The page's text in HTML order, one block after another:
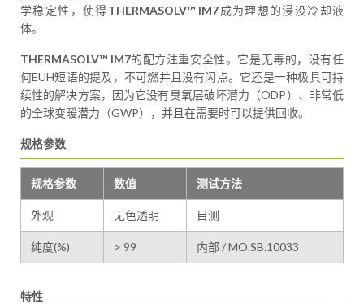
学稳定性，使得THERMASOLV™ IM7成为理想的浸没冷却液
体。
THERMASOLV™ IM7的配方注重安全性。它是无毒的，没有任
何EUH短语的提及，不可燃并且没有闪点。它还是一种极具可持
续性的解决方案，因为它没有臭氧层破坏潜力（ODP）、非常低
的全球变暖潜力（GWP），并且在需要时可以提供回收。
规格参数
规格参数 数值 测试方法
外观 无色透明 目测
纯度(%) > 99 内部 / MO.SB.10033
特性